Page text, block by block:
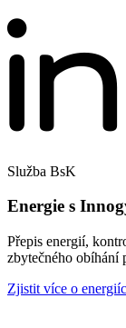
Služba BsK
Energie s
Přepis energií,
zbytečného obíhání
Zjistit více o